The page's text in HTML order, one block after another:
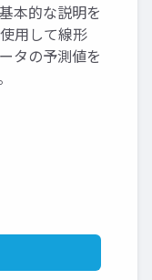
本的な説明を
用して線形
タの予測値を